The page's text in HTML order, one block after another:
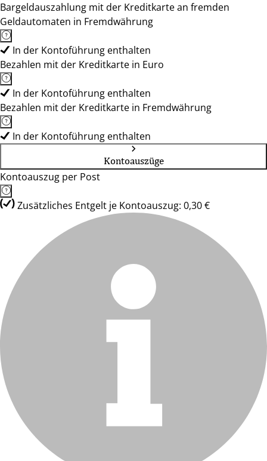
Bargeldauszahlung mit der Kreditkarte an fremden
Geldautomaten in Fremdwährung
In der Kontoführung enthalten
Bezahlen mit der Kreditkarte in Euro
In der Kontoführung enthalten
Bezahlen mit der Kreditkarte in Fremdwährung
In der Kontoführung enthalten
Kontoauszüge
Kontoauszug per Post
Zusätzliches Entgelt je Kontoauszug: 0,30 €